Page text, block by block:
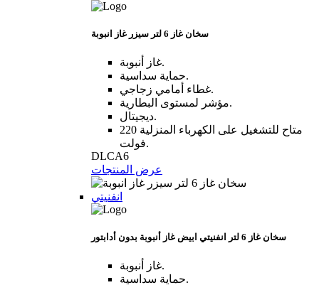
سخان غاز 6 لتر سيزر غاز انبوبة
غاز أنبوبة.
حماية سداسية.
غطاء أمامي زجاجي.
مؤشر لمستوى البطارية.
ديجيتال.
متاح للتشغيل على الكهرباء المنزلية 220
فولت.
DLCA6
عرض المنتجات
انفنيتي
سخان غاز 6 لتر انفنيتي ابيض غاز أنبوبة بدون أدابتور
غاز أنبوبة.
حماية سداسية.